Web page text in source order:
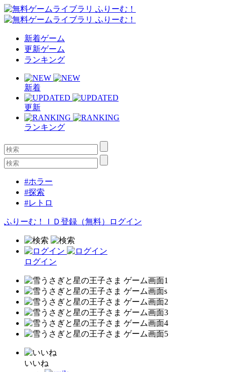
新着ゲーム
更新ゲーム
ランキング
新着
更新
ランキング
#ホラー
#探索
#レトロ
ふりーむ！ＩＤ登録（無料） ログイン
ログイン
いいね